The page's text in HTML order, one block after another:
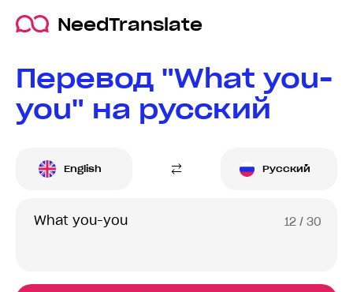
NeedTranslate
Перевод "What you-
you" на русский
English Русский
12 / 30